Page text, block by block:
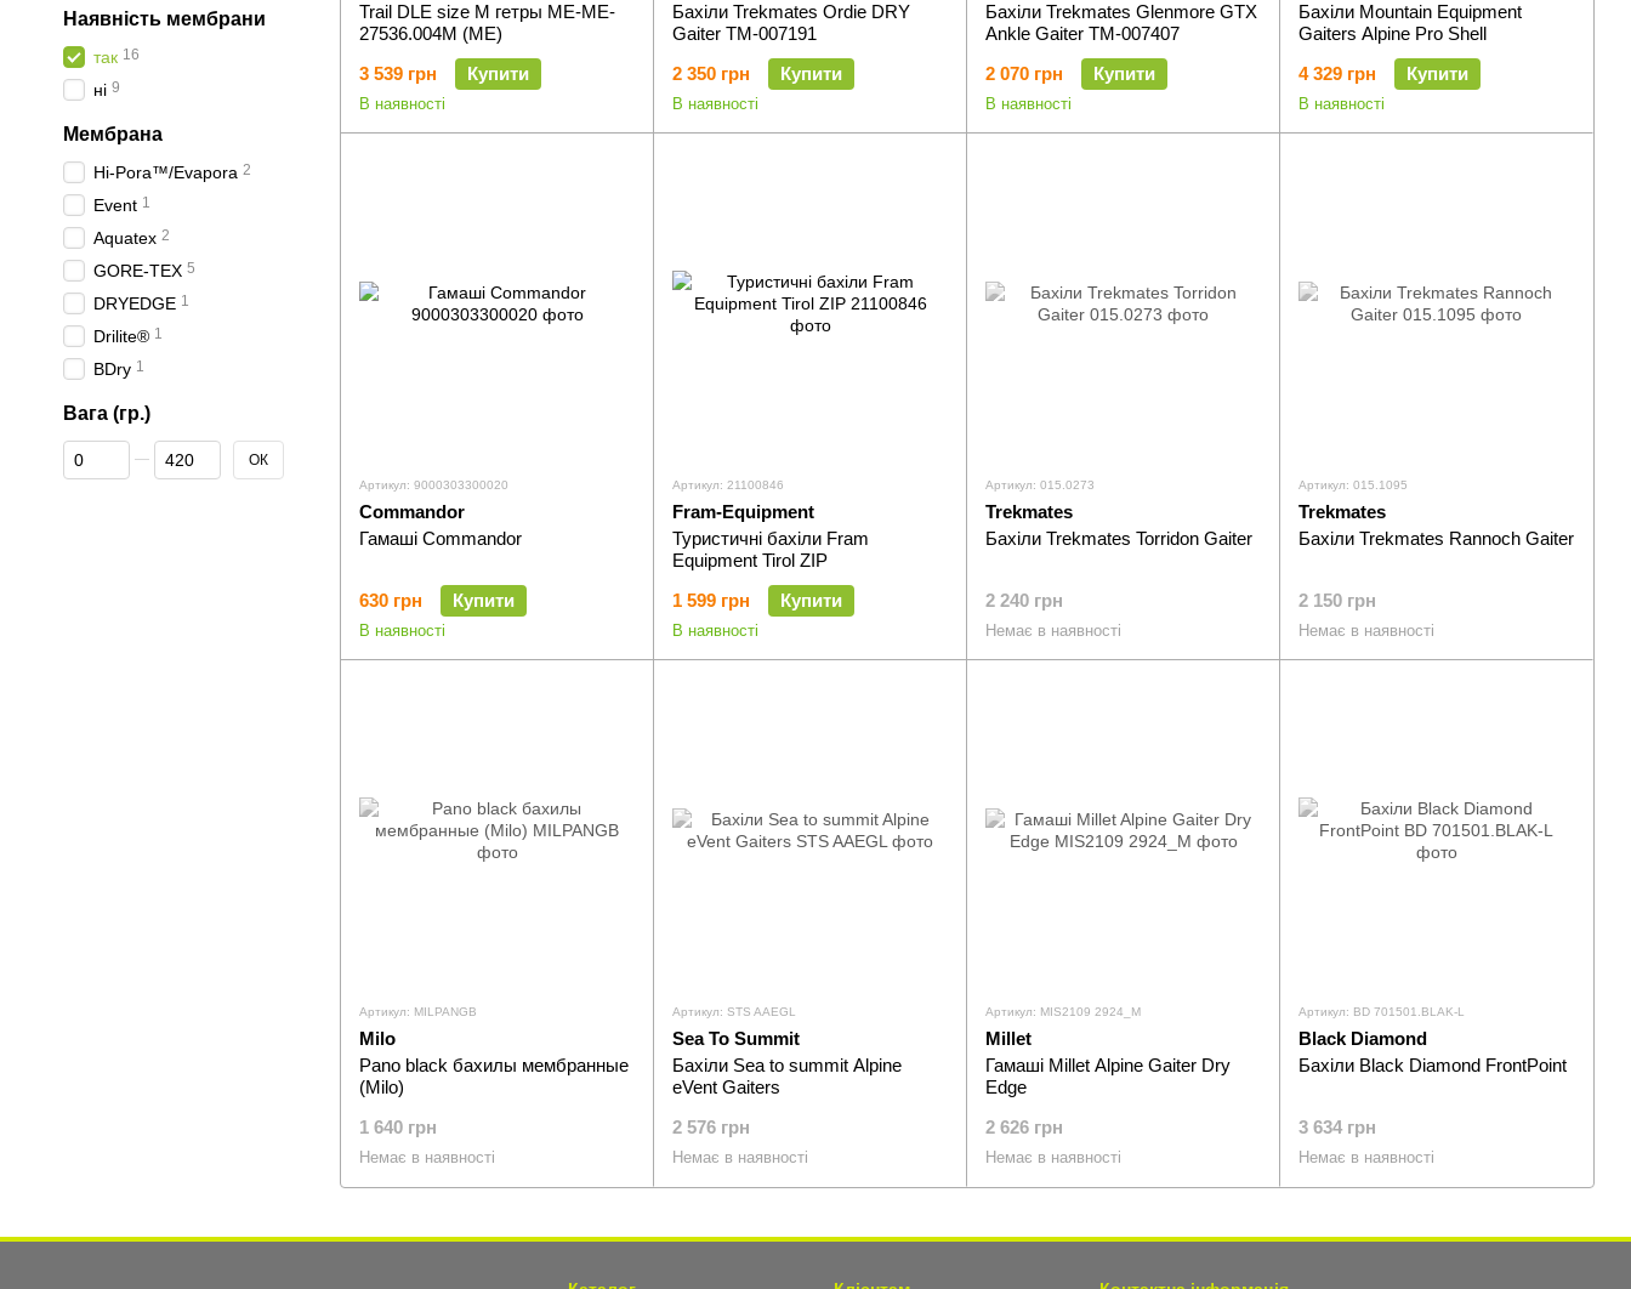
Trail DLE size M гетры ME-ME-
27536.004M (ME)
3 539 грн
Купити
В наявності
Бахіли Trekmates Ordie DRY
Gaiter TM-007191
2 350 грн
Купити
В наявності
Бахіли Trekmates Glenmore GTX
Ankle Gaiter TM-007407
2 070 грн
Купити
В наявності
Бахіли Mountain Equipment
Gaiters Alpine Pro Shell
4 329 грн
Купити
В наявності
Артикул: 9000303300020
Commandor
Гамаші Commandor
630 грн Купити
В наявності
Артикул: 21100846
Fram-Equipment
Туристичні бахіли Fram
Equipment Tirol ZIP
1 599 грн
Купити
В наявності
Артикул: 015.0273
Trekmates
Бахіли Trekmates Torridon Gaiter
2 240 грн
Немає в наявності
Артикул: 015.1095
Trekmates
Бахіли Trekmates Rannoch Gaiter
2 150 грн
Немає в наявності
Артикул: MILPANGB
Milo
Pano black бахилы мембранные
(Milo)
1 640 грн
Немає в наявності
Артикул: STS AAEGL
Sea To Summit
Бахіли Sea to summit Alpine
eVent Gaiters
2 576 грн
Немає в наявності
Артикул: MIS2109 2924_M
Millet
Гамаші Millet Alpine Gaiter Dry
Edge
2 626 грн
Немає в наявності
Артикул: BD 701501.BLAK-L
Black Diamond
Бахіли Black Diamond FrontPoint
3 634 грн
Немає в наявності
Наявність мембрани
так 16
ні 9
Мембрана
Hi-Pora™/Evapora 2
Event 1
Aquatex 2
GORE-TEX 5
DRYEDGE 1
Drilite® 1
BDry 1
Вага (гр.)
Від Вага (гр.)
До Вага (гр.) ОК